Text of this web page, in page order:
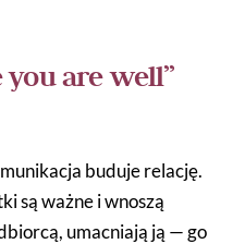
you are well”
buduje relację.
są ważne i wnoszą
umacniają ją — go